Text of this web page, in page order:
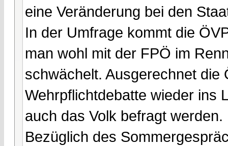
eine Veränderung bei den
In der Umfrage kommt die
man wohl mit der FPÖ im
schwächelt. Ausgerechnet die
Wehrpflichtdebatte wieder ins
auch das Volk befragt werden.
Bezüglich des